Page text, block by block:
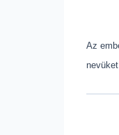
Az